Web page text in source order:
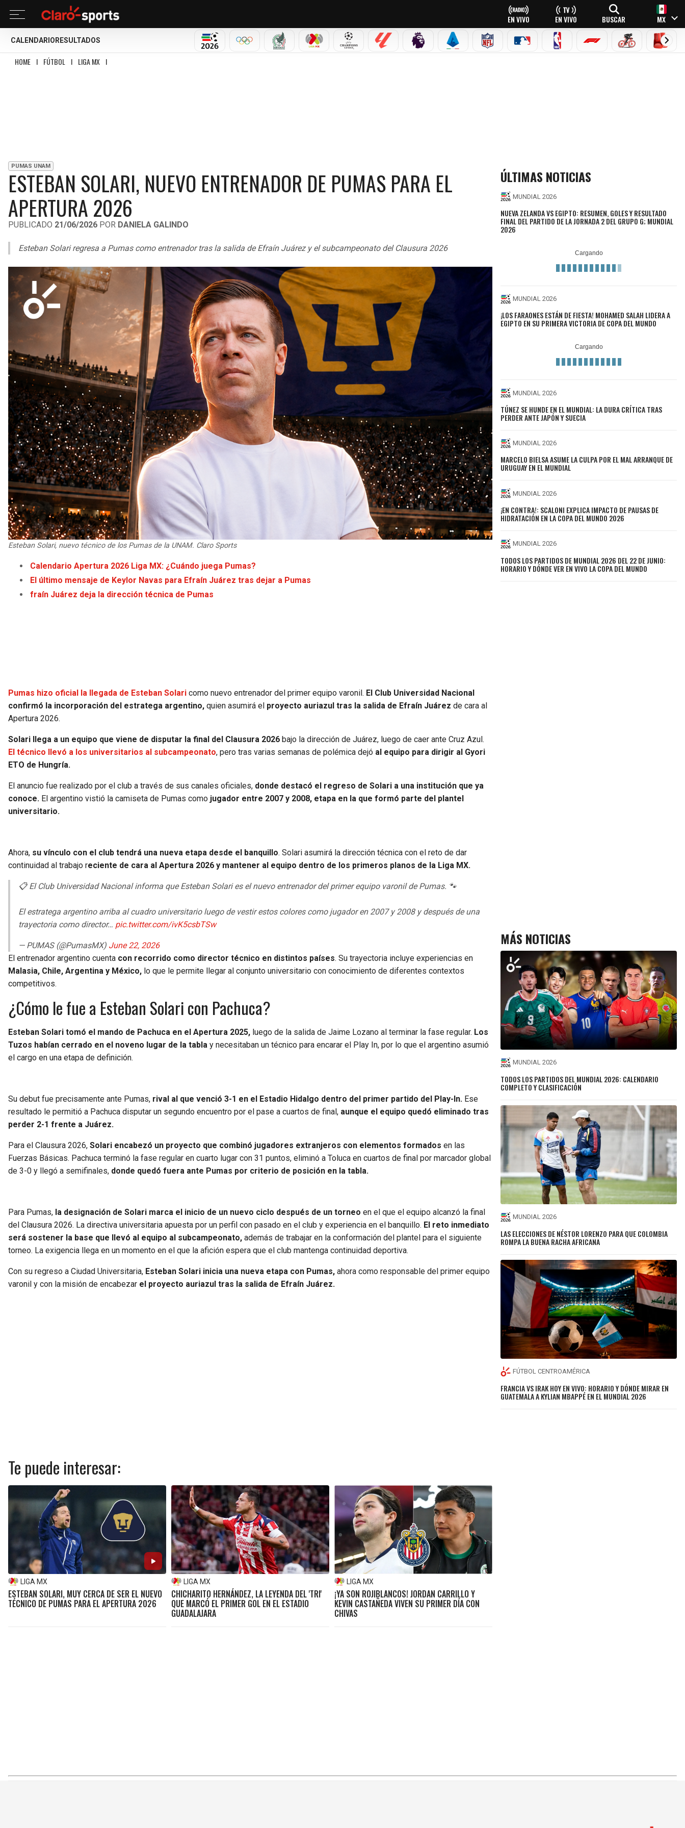
EN VIVO EN VIVO BUSCAR MX
CALENDARIO RESULTADOS
MUNDIAL 2026OLÍMPICOSSELECCIÓN MEXICANA
LIGA MX CHAMPIONS LEAGUE
LALIGA PREMIER LEAGUE
SERIE A NFL MLB NBA FÓRMULA 1CICLISMOBOXEO
HOME I FÚTBOL I LIGA MX I
PUMAS UNAM
ESTEBAN SOLARI, NUEVO ENTRENADOR DE PUMAS PARA EL
APERTURA 2026
PUBLICADO 21/06/2026 POR DANIELA GALINDO
Esteban Solari regresa a Pumas como entrenador tras la salida de Efraín Juárez y el subcampeonato del Clausura 2026
Esteban Solari, nuevo técnico de los Pumas de la UNAM. Claro Sports
Calendario Apertura 2026 Liga MX: ¿Cuándo juega Pumas?
El último mensaje de Keylor Navas para Efraín Juárez tras dejar a Pumas
fraín Juárez deja la dirección técnica de Pumas
Pumas hizo oficial la llegada de Esteban Solari como nuevo entrenador del primer equipo varonil. El Club Universidad Nacional
confirmó la incorporación del estratega argentino, quien asumirá el proyecto auriazul tras la salida de Efraín Juárez de cara al
Apertura 2026.
Solari llega a un equipo que viene de disputar la final del Clausura 2026 bajo la dirección de Juárez, luego de caer ante Cruz Azul.
El técnico llevó a los universitarios al subcampeonato, pero tras varias semanas de polémica dejó al equipo para dirigir al Gyori
ETO de Hungría.
El anuncio fue realizado por el club a través de sus canales oficiales, donde destacó el regreso de Solari a una institución que ya
conoce. El argentino vistió la camiseta de Pumas como jugador entre 2007 y 2008, etapa en la que formó parte del plantel
universitario.
Ahora, su vínculo con el club tendrá una nueva etapa desde el banquillo. Solari asumirá la dirección técnica con el reto de dar
continuidad al trabajo reciente de cara al Apertura 2026 y mantener al equipo dentro de los primeros planos de la Liga MX.
📋 El Club Universidad Nacional informa que Esteban Solari es el nuevo entrenador del primer equipo varonil de Pumas. 🐾
El estratega argentino arriba al cuadro universitario luego de vestir estos colores como jugador en 2007 y 2008 y después de una
trayectoria como director… pic.twitter.com/ivK5csbTSw
— PUMAS (@PumasMX) June 22, 2026
El entrenador argentino cuenta con recorrido como director técnico en distintos países. Su trayectoria incluye experiencias en
Malasia, Chile, Argentina y México, lo que le permite llegar al conjunto universitario con conocimiento de diferentes contextos
competitivos.
¿Cómo le fue a Esteban Solari con Pachuca?
Esteban Solari tomó el mando de Pachuca en el Apertura 2025, luego de la salida de Jaime Lozano al terminar la fase regular. Los
Tuzos habían cerrado en el noveno lugar de la tabla y necesitaban un técnico para encarar el Play In, por lo que el argentino asumió
el cargo en una etapa de definición.
Su debut fue precisamente ante Pumas, rival al que venció 3-1 en el Estadio Hidalgo dentro del primer partido del Play-In. Ese
resultado le permitió a Pachuca disputar un segundo encuentro por el pase a cuartos de final, aunque el equipo quedó eliminado tras
perder 2-1 frente a Juárez.
Para el Clausura 2026, Solari encabezó un proyecto que combinó jugadores extranjeros con elementos formados en las
Fuerzas Básicas. Pachuca terminó la fase regular en cuarto lugar con 31 puntos, eliminó a Toluca en cuartos de final por marcador global
de 3-0 y llegó a semifinales, donde quedó fuera ante Pumas por criterio de posición en la tabla.
Para Pumas, la designación de Solari marca el inicio de un nuevo ciclo después de un torneo en el que el equipo alcanzó la final
del Clausura 2026. La directiva universitaria apuesta por un perfil con pasado en el club y experiencia en el banquillo. El reto inmediato
será sostener la base que llevó al equipo al subcampeonato, además de trabajar en la conformación del plantel para el siguiente
torneo. La exigencia llega en un momento en el que la afición espera que el club mantenga continuidad deportiva.
Con su regreso a Ciudad Universitaria, Esteban Solari inicia una nueva etapa con Pumas, ahora como responsable del primer equipo
varonil y con la misión de encabezar el proyecto auriazul tras la salida de Efraín Juárez.
Te puede interesar:
LIGA MX
ESTEBAN SOLARI, MUY CERCA DE SER EL NUEVO
TÉCNICO DE PUMAS PARA EL APERTURA 2026
LIGA MX
CHICHARITO HERNÁNDEZ, LA LEYENDA DEL 'TRI'
QUE MARCÓ EL PRIMER GOL EN EL ESTADIO
GUADALAJARA
LIGA MX
¡YA SON ROJIBLANCOS! JORDAN CARRILLO Y
KEVIN CASTAÑEDA VIVEN SU PRIMER DÍA CON
CHIVAS
ÚLTIMAS NOTICIAS
MUNDIAL 2026
NUEVA ZELANDA VS EGIPTO: RESUMEN, GOLES Y RESULTADO
FINAL DEL PARTIDO DE LA JORNADA 2 DEL GRUPO G; MUNDIAL
2026
MUNDIAL 2026
¡LOS FARAONES ESTÁN DE FIESTA! MOHAMED SALAH LIDERA A
EGIPTO EN SU PRIMERA VICTORIA DE COPA DEL MUNDO
MUNDIAL 2026
TÚNEZ SE HUNDE EN EL MUNDIAL: LA DURA CRÍTICA TRAS
PERDER ANTE JAPÓN Y SUECIA
MUNDIAL 2026
MARCELO BIELSA ASUME LA CULPA POR EL MAL ARRANQUE DE
URUGUAY EN EL MUNDIAL
MUNDIAL 2026
¡EN CONTRA!: SCALONI EXPLICA IMPACTO DE PAUSAS DE
HIDRATACIÓN EN LA COPA DEL MUNDO 2026
MUNDIAL 2026
TODOS LOS PARTIDOS DE MUNDIAL 2026 DEL 22 DE JUNIO:
HORARIO Y DÓNDE VER EN VIVO LA COPA DEL MUNDO
MÁS NOTICIAS
MUNDIAL 2026
TODOS LOS PARTIDOS DEL MUNDIAL 2026: CALENDARIO
COMPLETO Y CLASIFICACIÓN
MUNDIAL 2026
LAS ELECCIONES DE NÉSTOR LORENZO PARA QUE COLOMBIA
ROMPA LA BUENA RACHA AFRICANA
FÚTBOL CENTROAMÉRICA
FRANCIA VS IRAK HOY EN VIVO: HORARIO Y DÓNDE MIRAR EN
GUATEMALA A KYLIAN MBAPPÉ EN EL MUNDIAL 2026